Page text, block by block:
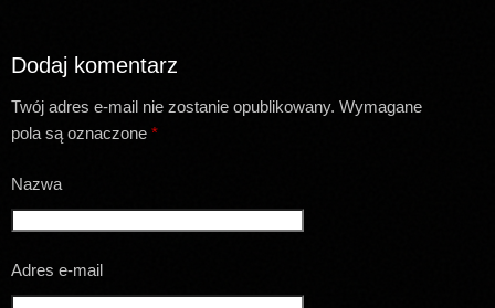
Dodaj komentarz
Twój adres e-mail nie zostanie opublikowany. Wymagane
pola są oznaczone *
Nazwa
Adres e-mail